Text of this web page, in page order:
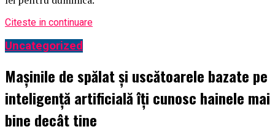
Citeste in continuare
Uncategorized
Mașinile de spălat și uscătoarele bazate pe
inteligență artificială îți cunosc hainele mai
bine decât tine